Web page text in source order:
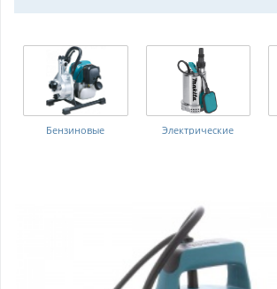
Бензиновые Электрические